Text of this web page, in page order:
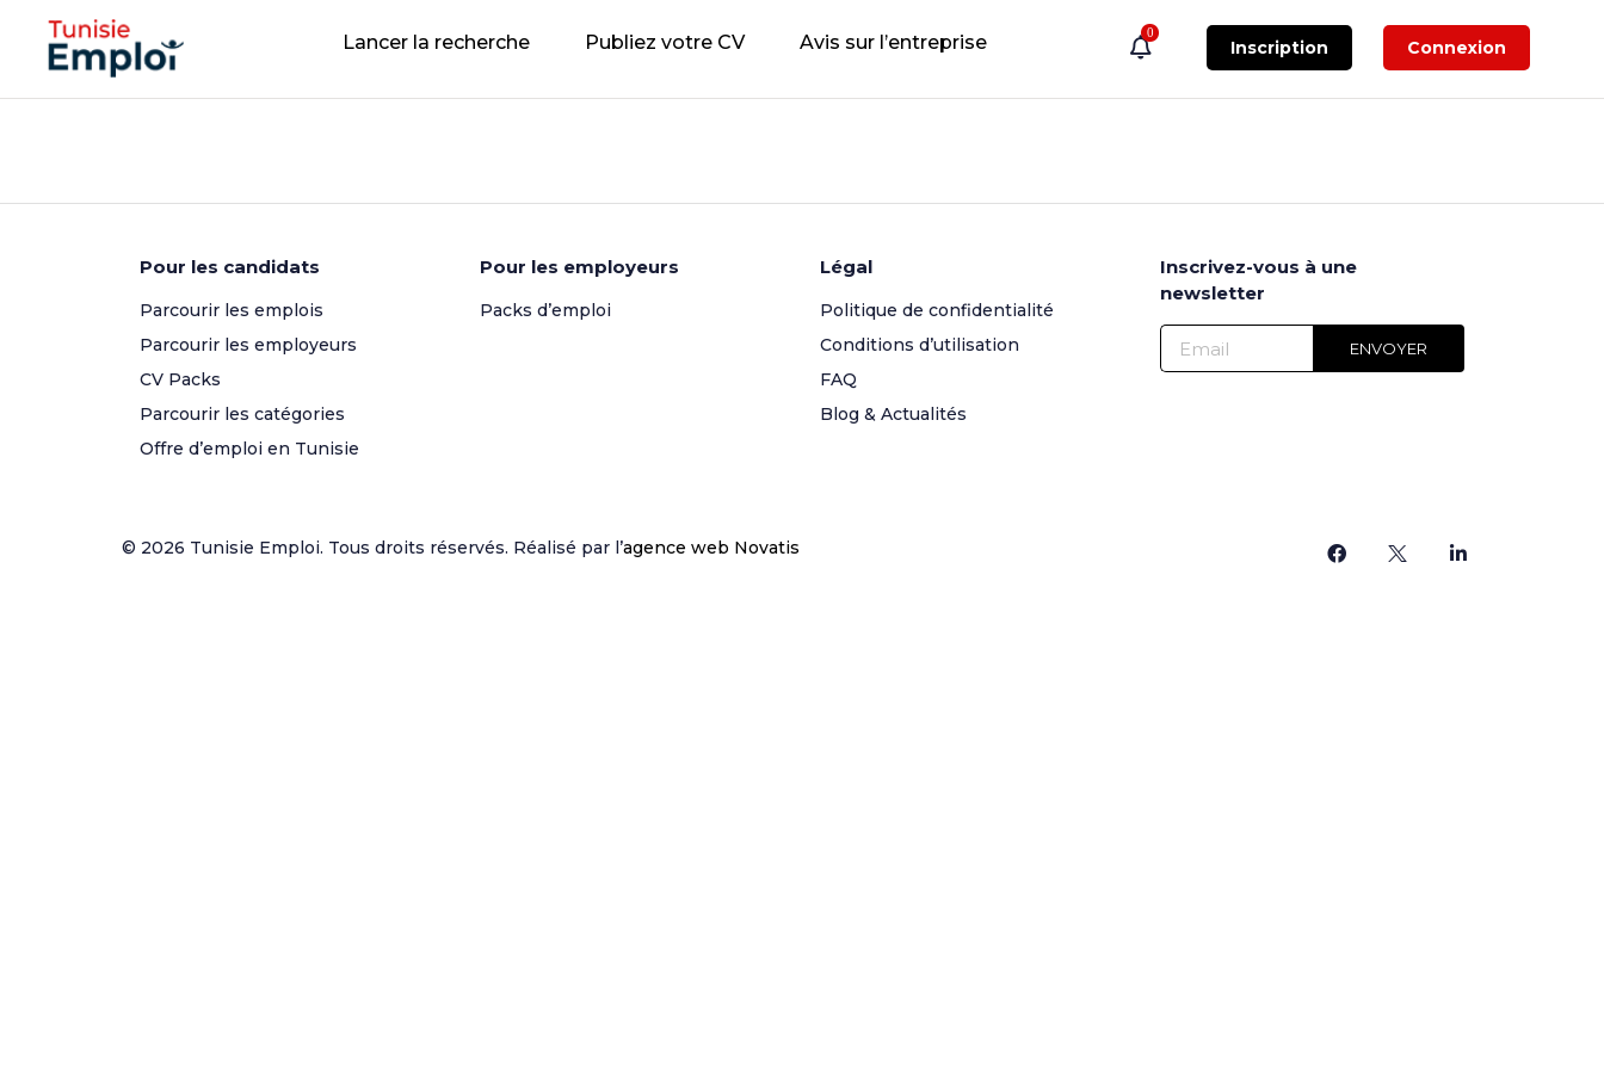
Lancer la recherche Publiez votre CV Avis sur l’entreprise 0
Inscription Connexion
Pour les candidats
Parcourir les emplois
Parcourir les employeurs
CV Packs
Parcourir les catégories
Offre d’emploi en Tunisie
Pour les employeurs
Packs d’emploi
Légal
Politique de confidentialité
Conditions d’utilisation
FAQ
Blog & Actualités
Inscrivez-vous à une
newsletter
© 2026 Tunisie Emploi. Tous droits réservés. Réalisé par l’agence web Novatis